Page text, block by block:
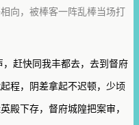
向，被棒客一阵乱棒当场打
赶快同我丰都去，去到督府
程，阴差拿起不迟顿，少顷
殿下存，督府城隍把案审，